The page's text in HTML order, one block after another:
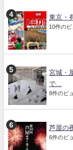
東京・
10件のビ
宮城・
で...
8件のビ
芦屋の
6件のビ